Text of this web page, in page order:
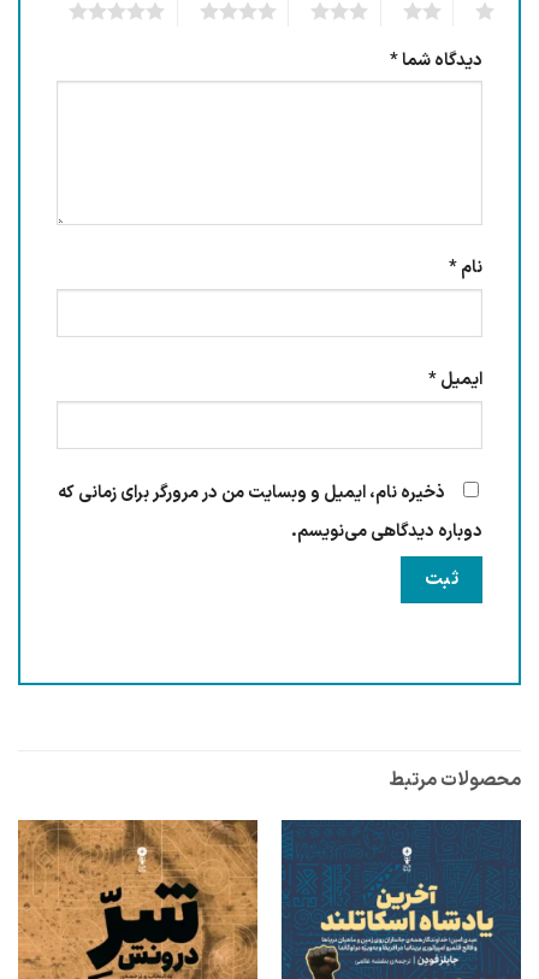
دیدگاه شما*
نام*
ایمیل*
ذخیره نام، ایمیل و وبسایت من در مرورگر برای زمانی که
دوباره دیدگاهی می‌نویسم.
محصولات مرتبط